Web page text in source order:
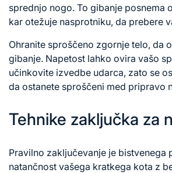
sprednjo nogo. To gibanje posnema
kar otežuje nasprotniku, da prebere
Ohranite sproščeno zgornje telo, da
gibanje. Napetost lahko ovira vašo
učinkovite izvedbe udarca, zato se
da ostanete sproščeni med pripravo
Tehnike zaključka za
Pravilno zaključevanje je bistvenega
natančnost vašega kratkega kota z